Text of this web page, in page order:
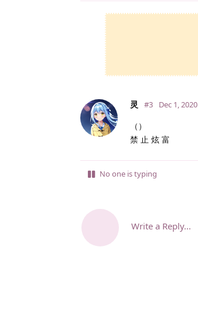
灵 #3 Dec 1, 2020
（）
禁 止 炫 富
No one is typing
Write a Reply...